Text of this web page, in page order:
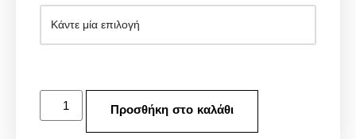
Προσθήκη στο καλάθι